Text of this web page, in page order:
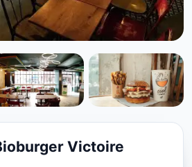
à Paris
Victoire